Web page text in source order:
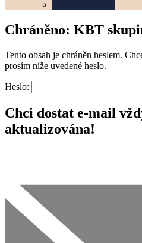
Chráněno: KBT
Tento obsah je chráněn heslem.
prosím níže uvedené heslo.
Heslo:
Chci dostat e-mail
aktualizována!